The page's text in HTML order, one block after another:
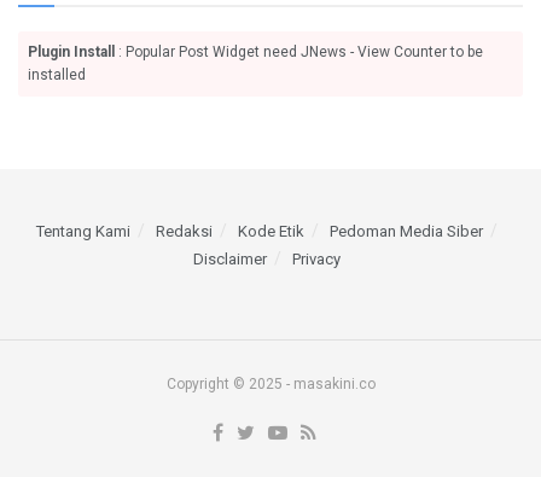
Plugin Install
: Popular Post Widget need JNews - View Counter to be
installed
Tentang Kami Redaksi Kode Etik
Pedoman Media Siber
Disclaimer
Privacy
Copyright © 2025 - masakini.co